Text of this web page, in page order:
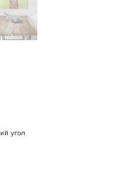
угол